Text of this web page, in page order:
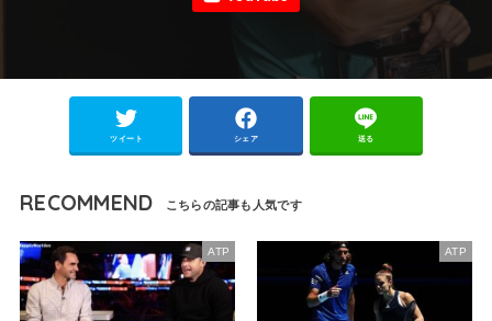
ツイート シェア 送る
RECOMMEND
ATP ATP